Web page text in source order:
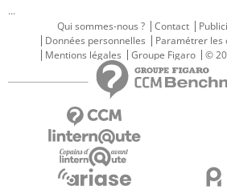
...
Qui sommes-nous ?
Contact
Données personnelles
Paramétrer les
Mentions légales
Groupe Figaro ©